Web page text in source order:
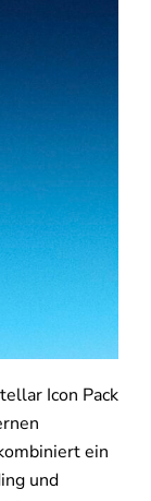
Icon Pack
ein
und